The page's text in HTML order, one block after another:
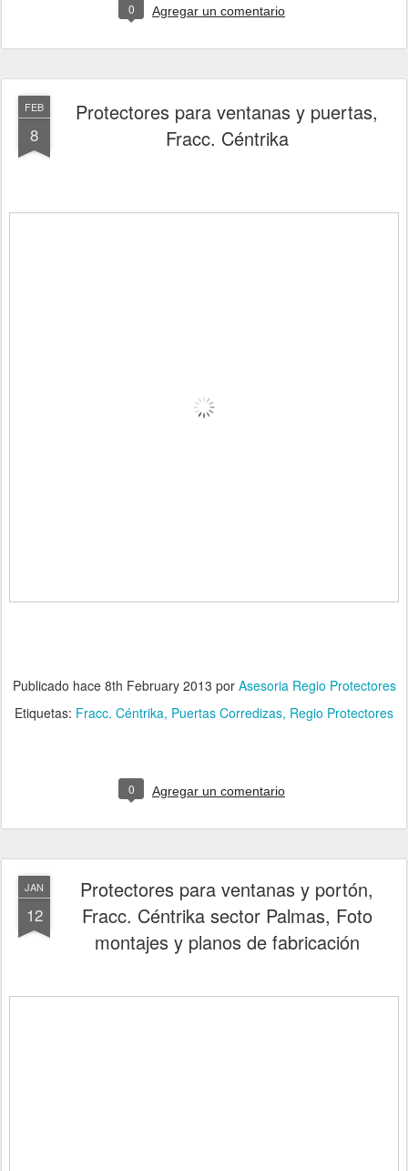
0 Agregar un comentario
FEB
8
Protectores para ventanas y puertas,
Fracc. Céntrika
Publicado hace 8th February 2013 por Asesoria Regio Protectores
Etiquetas: Fracc. Céntrika Puertas Corredizas Regio Protectores
0 Agregar un comentario
JAN
12
Protectores para ventanas y portón,
Fracc. Céntrika sector Palmas, Foto
montajes y planos de fabricación